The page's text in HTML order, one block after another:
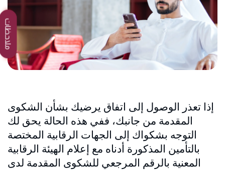
إذا تعذر الوصول إلى اتفاق يرضيك بشأن الشكوى
المقدمة من جانبك، ففي هذه الحالة يحق لك
التوجه بشكواك إلى الجهات الرقابية المختصة
بالتأمين المذكورة أدناه مع إعلام الهيئة الرقابية
المعنية بالرقم المرجعي للشكوى المقدمة لدى
ملاحظات